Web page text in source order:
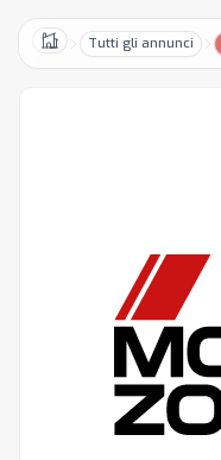
HomeTutti gli annunci